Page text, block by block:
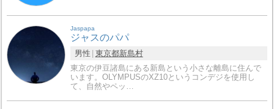
Jaspapa
ジャスのパパ
男性 東京都新島村
東京の伊豆諸島にある新島という小さな離島に住んで
います。OLYMPUSのXZ10というコンデジを使用し
て、自然やペッ…